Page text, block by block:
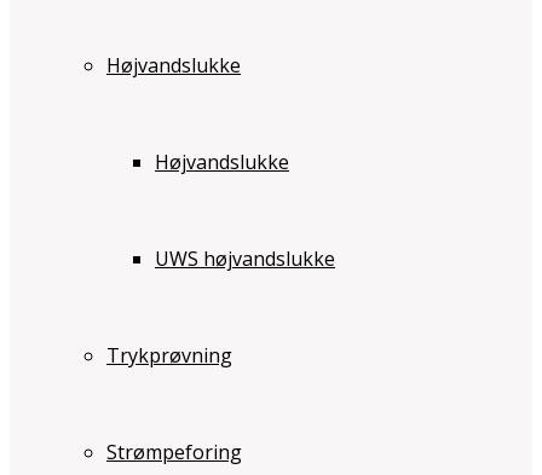
Højvandslukke
Højvandslukke
UWS højvandslukke
Trykprøvning
Strømpeforing